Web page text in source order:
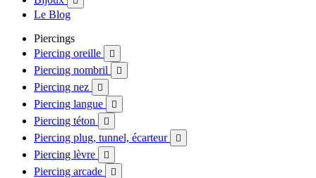
Le Blog
Piercings
Piercing oreille

Piercing nombril 
Piercing nez 
Piercing langue 
Piercing téton 
Piercing plug, tunnel, écarteur 
Piercing lèvre 
Piercing arcade 